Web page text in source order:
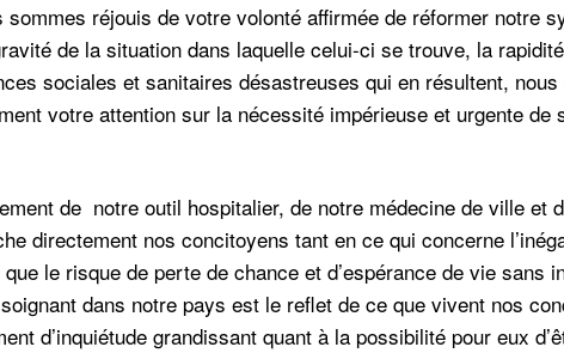
sommes réjouis de votre volonté affirmée de réformer notre
de la situation dans laquelle celui-ci se trouve, la
sociales et sanitaires désastreuses qui en résultent,
votre attention sur la nécessité impérieuse et urgente de
de notre outil hospitalier, de notre médecine de ville et
directement nos concitoyens tant en ce qui concerne
le risque de perte de chance et d’espérance de vie sans
dans notre pays est le reflet de ce que vivent nos
d’inquiétude grandissant quant à la possibilité pour eux